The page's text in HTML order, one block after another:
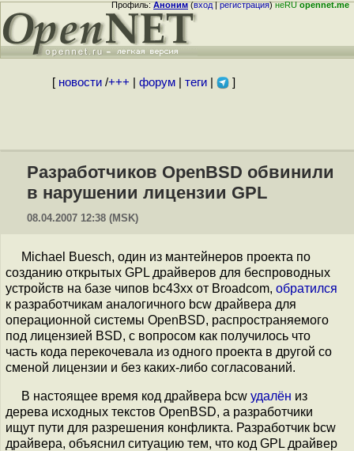
Профиль:Аноним(вход|регистрация)неRUopennet.me
[ новости/+++ форум| теги| ]
Разработчиков OpenBSD обвинили
в нарушении лицензии GPL
08.04.2007 12:38 (MSK)
Michael Buesch, один из мантейнеров проекта по
созданию открытых GPL драйверов для беспроводных
устройств на базе чипов bc43xx от Broadcom, обратился
к разработчикам аналогичного bcw драйвера для
операционной системы OpenBSD, распространяемого
под лицензией BSD, с вопросом как получилось что
часть кода перекочевала из одного проекта в другой со
сменой лицензии и без каких-либо согласований.
В настоящее время код драйвера bcw удалён из
дерева исходных текстов OpenBSD, а разработчики
ищут пути для разрешения конфликта. Разработчик bcw
драйвера, объяснил ситуацию тем, что код GPL драйвер